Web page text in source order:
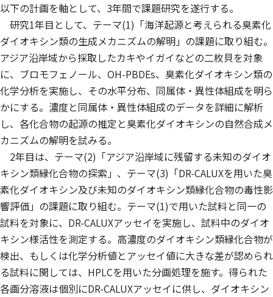
以下の計画を軸として、3年間で課題研究を遂行する。
研究1年目として、テーマ(1)「海洋起源と考えられる臭素化
ダイオキシン類の生成メカニズムの解明」の課題に取り組む。
アジア沿岸域から採取したカキやイガイなどの二枚貝を対象
に、ブロモフェノール、OH-PBDEs、臭素化ダイオキシン類の
化学分析を実施し、その水平分布、同属体・異性体組成を明ら
かにする。濃度と同属体・異性体組成のデータを詳細に解析
し、各化合物の起源の推定と臭素化ダイオキシンの自然合成メ
カニズムの解明を試みる。
2年目は、テーマ(2)「アジア沿岸域に残留する未知のダイオ
キシン類縁化合物の探索」、テーマ(3)「DR-CALUXを用いた臭
素化ダイオキシン及び未知のダイオキシン類縁化合物の毒性影
響評価」の課題に取り組む。テーマ(1)で用いた試料と同一の
試料を対象に、DR-CALUXアッセイを実施し、試料中のダイオ
キシン様活性を測定する。高濃度のダイオキシン類縁化合物が
検出、もしくは化学分析値とアッセイ値に大きな差が認められ
る試料に関しては、HPLCを用いた分画処理を施す。得られた
各画分溶液は個別にDR-CALUXアッセイに供し、ダイオキシン